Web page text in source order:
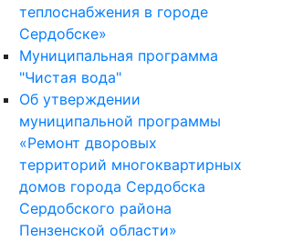
теплоснабжения в городе
Сердобске»
Муниципальная программа
"Чистая вода"
Об утверждении
муниципальной программы
«Ремонт дворовых
территорий многоквартирных
домов города Сердобска
Сердобского района
Пензенской области»